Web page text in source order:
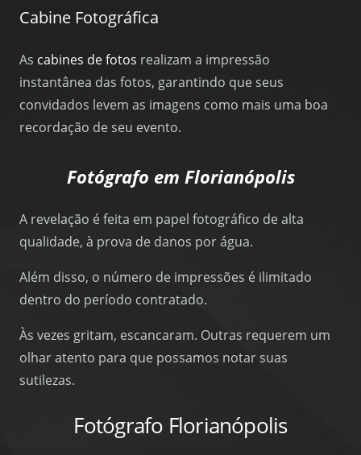
Cabine Fotográfica
As cabines de fotos realizam a impressão
instantânea das fotos, garantindo que seus
convidados levem as imagens como mais uma boa
recordação de seu evento.
Fotógrafo em Florianópolis
A revelação é feita em papel fotográfico de alta
qualidade, à prova de danos por água.
Além disso, o número de impressões é ilimitado
dentro do período contratado.
Às vezes gritam, escancaram. Outras requerem um
olhar atento para que possamos notar suas
sutilezas.
Fotógrafo Florianópolis